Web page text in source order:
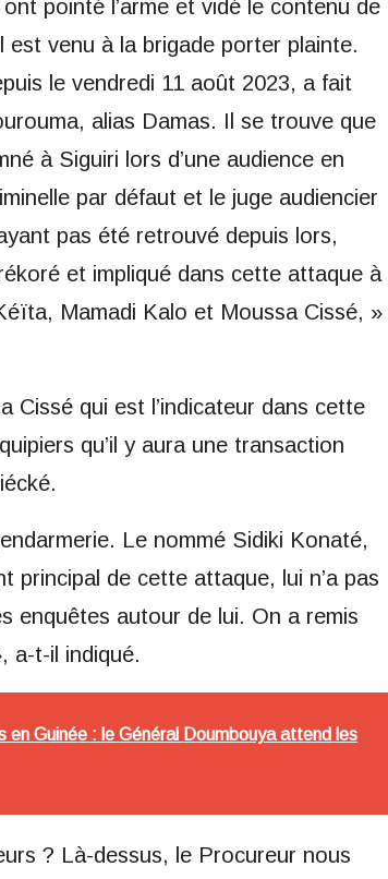
pointé l’arme et vidé le contenu de
venu à la brigade porter plainte.
le vendredi 11 août 2023, a fait
alias Damas. Il se trouve que
à Siguiri lors d’une audience en
par défaut et le juge audiencier
pas été retrouvé depuis lors,
et impliqué dans cette attaque à
Mamadi Kalo et Moussa Cissé, »
Cissé qui est l’indicateur dans cette
qu’il y aura une transaction
Le nommé Sidiki Konaté,
principal de cette attaque, lui n’a pas
enquêtes autour de lui. On a remis
a-t-il indiqué.
en Guinée : le Général Doumbouya attend les
? Là-dessus, le Procureur nous